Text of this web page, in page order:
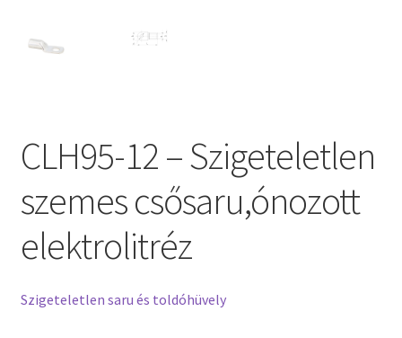
CLH95-12 – Szigeteletlen
szemes csősaru,ónozott
elektrolitréz
Szigeteletlen saru és toldóhüvely